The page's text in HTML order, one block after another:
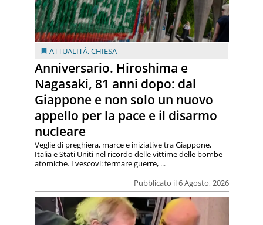
ATTUALITÀ,CHIESA
Anniversario. Hiroshima e
Nagasaki, 81 anni dopo: dal
Giappone e non solo un nuovo
appello per la pace e il disarmo
nucleare
Pubblicato il 6 Agosto, 2026
Veglie di preghiera, marce e iniziative tra Giappone,
Italia e Stati Uniti nel ricordo delle vittime delle bombe
atomiche. I vescovi: fermare guerre, ...